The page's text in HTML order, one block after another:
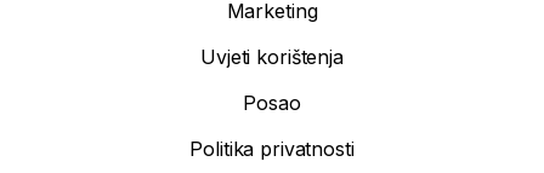
Marketing
Uvjeti korištenja
Posao
Politika privatnosti